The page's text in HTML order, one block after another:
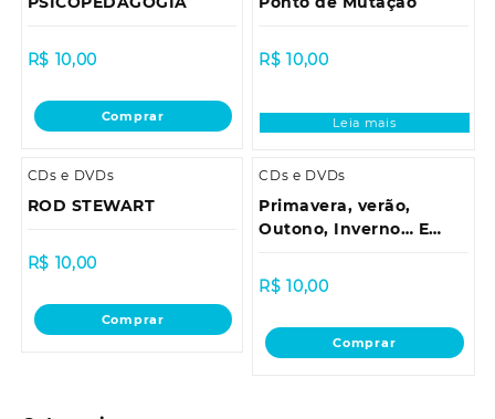
R$ 10,00
Comprar
R$ 10,00
Leia mais
CDs e DVDs
ROD STEWART
R$ 10,00
Comprar
CDs e DVDs
Primavera, verão,
Outono, Inverno… E
R$ 10,00
Comprar